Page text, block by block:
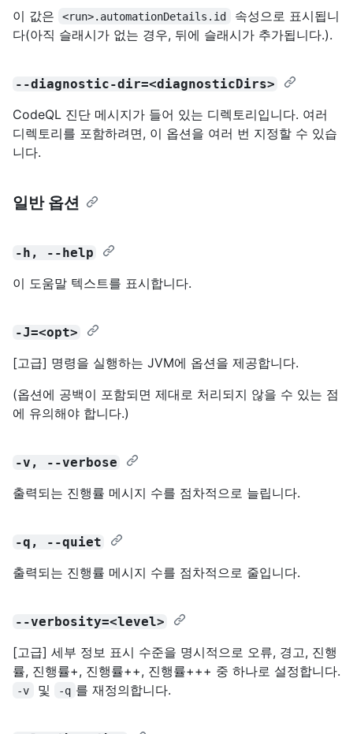
이 값은
<run>.automationDetails.id
속성으로 표시됩니
다(아직 슬래시가 없는 경우, 뒤에 슬래시가 추가됩니다.).
--diagnostic-dir=<diagnosticDirs>
CodeQL 진단 메시지가 들어 있는 디렉토리입니다. 여러
디렉토리를 포함하려면, 이 옵션을 여러 번 지정할 수 있습
니다.
일반 옵션
-h, --help
이 도움말 텍스트를 표시합니다.
-J=<opt>
[고급] 명령을 실행하는 JVM에 옵션을 제공합니다.
(옵션에 공백이 포함되면 제대로 처리되지 않을 수 있는 점
에 유의해야 합니다.)
-v, --verbose
출력되는 진행률 메시지 수를 점차적으로 늘립니다.
-q, --quiet
출력되는 진행률 메시지 수를 점차적으로 줄입니다.
--verbosity=<level>
[고급] 세부 정보 표시 수준을 명시적으로 오류, 경고, 진행
률, 진행률+, 진행률++, 진행률+++ 중 하나로 설정합니다.
-v 및 -q 를 재정의합니다.